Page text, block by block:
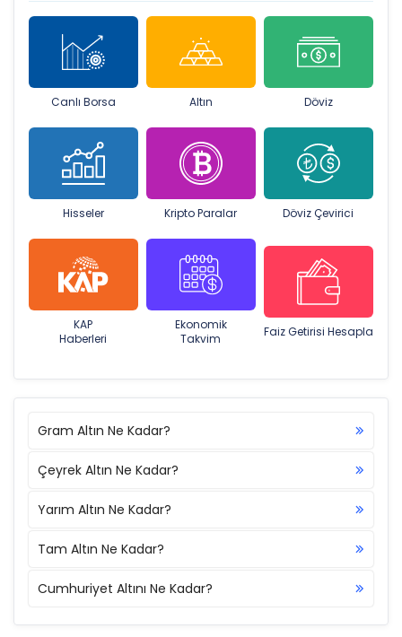
Canlı Borsa Altın Döviz
Hisseler Kripto Paralar Döviz Çevirici
KAP
Haberleri
Ekonomik
Takvim
Faiz Getirisi Hesapla
Gram Altın Ne Kadar?
Çeyrek Altın Ne Kadar?
Yarım Altın Ne Kadar?
Tam Altın Ne Kadar?
Cumhuriyet Altını Ne Kadar?